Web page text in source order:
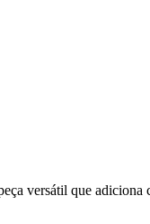
versátil que adiciona